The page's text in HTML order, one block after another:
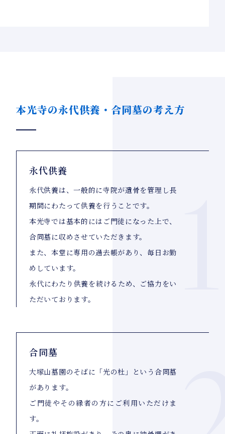
本光寺の永代供養・合同墓の考え方
永代供養
永代供養は、一般的に寺院が遺骨を管理し長
期間にわたって供養を行うことです。
本光寺では基本的にはご門徒になった上で、
合同墓に収めさせていただきます。
また、本堂に専用の過去帳があり、毎日お勤
めしています。
永代にわたり供養を続けるため、ご協力をい
ただいております。
合同墓
大塚山墓園のそばに「光の杜」という合同墓
があります。
ご門徒やその縁者の方にご利用いただけま
す。